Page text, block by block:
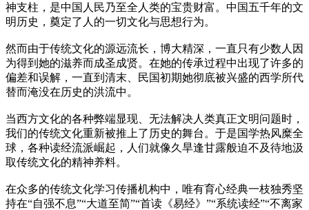
神支柱，是中国人民乃至全人类的宝贵财富。中国五千年的文
明历史，奠定了人的一切文化与思想行为。
然而由于传统文化的源远流长，博大精深，一直只有少数人因
为得到她的滋养而成圣成贤。在她的传承过程中出现了许多的
偏差和误解，一直到清末、民国初期她彻底被兴盛的西学所代
替而淹没在历史的洪流中。
当西方文化的各种弊端显现、无法解决人类真正文明问题时，
我们的传统文化重新被推上了历史的舞台。于是国学热风糜全
球，各种读经流派崛起，人们就像久旱逢甘露般迫不及待地汲
取传统文化的精神养料。
在众多的传统文化学习传播机构中，唯有育心经典一枝独秀坚
持在“自强不息”“大道至简”“首读《易经》”“系统读经”“不离家